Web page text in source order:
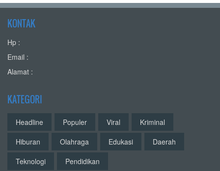
KONTAK
Hp :
Email :
Alamat :
KATEGORI
Headline Populer Viral
Kriminal
Hiburan
Olahraga Edukasi
Daerah
Teknologi
Pendidikan